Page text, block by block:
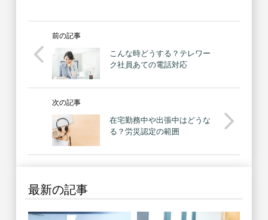
前の記事
こんな時どうする？テレワー
ク社員あての電話対応
次の記事
在宅勤務中や出張中はどうな
る？労災認定の範囲
最新の記事